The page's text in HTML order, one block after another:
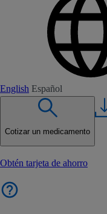
English Español
Cotizar un medicamento
Obtén tarjeta de ahorro